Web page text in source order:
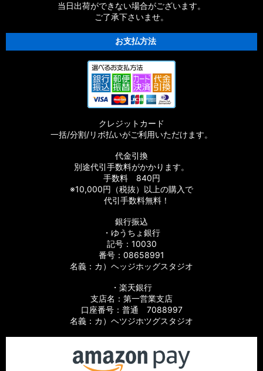
当日出荷ができない場合がございます。
ご了承下さいませ。
お支払方法
クレジットカード
一括/分割/リボ払いがご利用いただけます。
代金引換
別途代引手数料がかかります。
手数料 840円
※10,000円（税抜）以上の購入で
代引手数料無料！
銀行振込
・ゆうちょ銀行
記号：10030
番号：08658991
名義：カ）ヘッジホッグスタジオ
・楽天銀行
支店名：第一営業支店
口座番号：普通 7088997
名義：カ）ヘツジホツグスタジオ